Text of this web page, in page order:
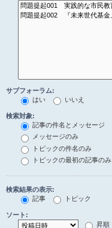
サブフォーラム:
はい
いいえ
検索対象:
記事の件名とメッセージ
メッセージのみ
トピックの件名のみ
トピックの最初の記事のみ
検索結果の表示:
記事
トピック
ソート:
昇順